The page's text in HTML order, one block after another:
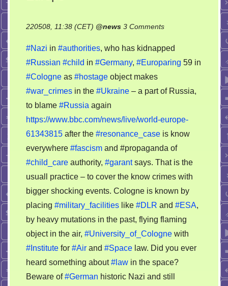
220508, 11:38 (CET) @news 3 Commentson
propaganda
on
military
east
Europe
#Nazi in #authorities, who has kidnapped
#Russian #child in #Germany, #Europaring 59 in
#Cologne as #hostage object makes
#war_crimes in the #Ukraine – a part of Russia,
to blame #Russia again
https://www.bbc.com/news/live/world-europe-
61343815 after the #resonance_case is know
everywhere #fascism and #propaganda of
#child_care authority, #garantsays. That is the
usuall practice – to cover the know crimes with
bigger shocking events. Cologne is known by
placing #military_facilities like #DLR and #ESA,
by heavy mutations in the past, flying flaming
object in the air, #University_of_Cologne with
#Institute for #Air and #Space law. Did you ever
heard something about#law in the space?
Beware of#German historic Nazi and still